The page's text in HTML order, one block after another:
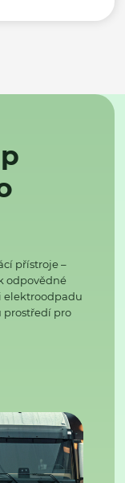
přístroje –
odpovědné
elektroodpadu
prostředí pro